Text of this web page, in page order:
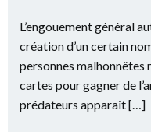
L’engouement général
création d’un certain
personnes malhonnêtes
cartes pour gagner de
prédateurs apparaît […]